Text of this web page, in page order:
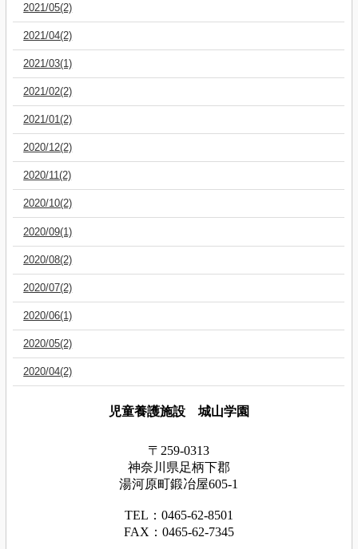
2021/05(2)
2021/04(2)
2021/03(1)
2021/02(2)
2021/01(2)
2020/12(2)
2020/11(2)
2020/10(2)
2020/09(1)
2020/08(2)
2020/07(2)
2020/06(1)
2020/05(2)
2020/04(2)
児童養護施設 城山学園
〒259-0313
神奈川県足柄下郡
湯河原町鍛冶屋605-1
TEL：0465‐62‐8501
FAX：0465‐62‐7345